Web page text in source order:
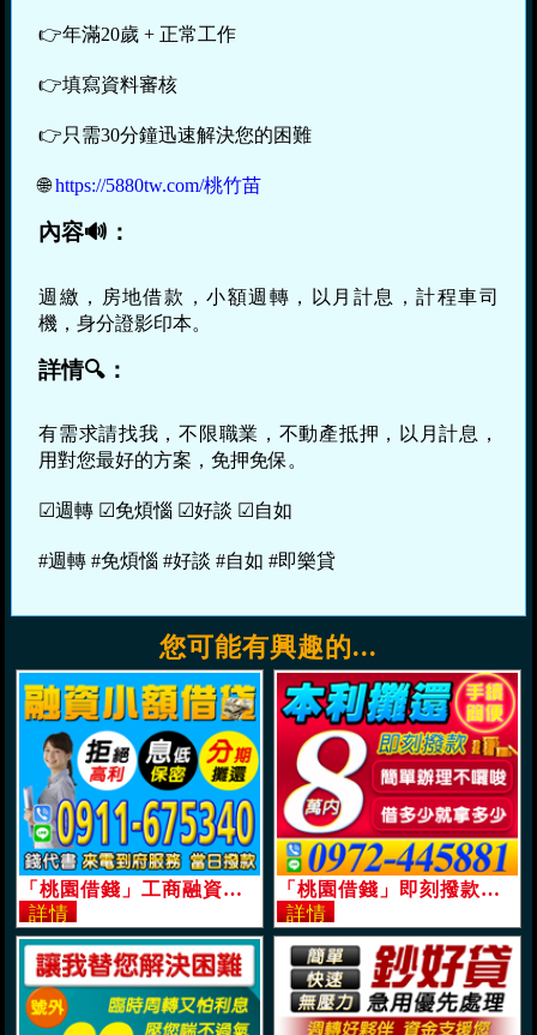
👉年滿20歲 + 正常工作
👉填寫資料審核
👉只需30分鐘迅速解決您的困難
🌐https://5880tw.com/桃竹苗
內容🔊：
週繳，房地借款，小額週轉，以月計息，計程車司
機，身分證影印本。
詳情🔍：
有需求請找我，不限職業，不動產抵押，以月計息，
用對您最好的方案，免押免保。
☑週轉 ☑免煩惱 ☑好談 ☑自如
#週轉 #免煩惱 #好談 #自如 #即樂貸
您可能有興趣的...
「桃園借錢」工商融資，小額借貸，分期攤還，拒絕高利，息低保密，來電到府服務「即樂貸」 「桃園借錢」即刻撥款，借多少拿多少，本利攤還，手續簡便，8萬內，簡單辦理不囉說「即樂貸」